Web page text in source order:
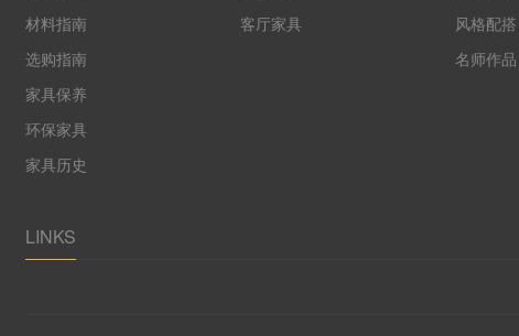
材料指南
选购指南
家具保养
环保家具
家具历史
客厅家具
风格配搭
名师作品
LINKS